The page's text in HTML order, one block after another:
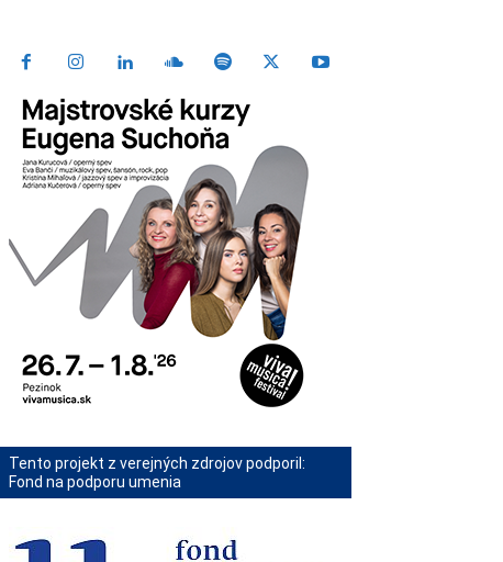
Tento projekt z verejných zdrojov podporil:
Fond na podporu umenia